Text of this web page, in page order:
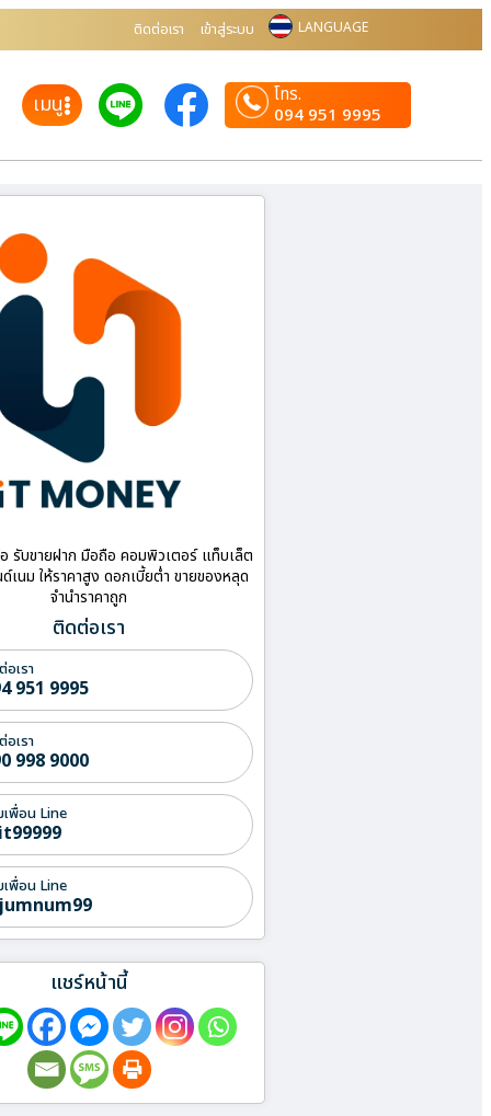
ติดต่อเรา เข้าสู่ระบบ LANGUAGE
เมนู
โทร.
094 951 9995
รับขายฝาก มือถือ คอมพิวเตอร์ แท็บเล็ต
เนม ให้ราคาสูง ดอกเบี้ยต่ำ ขายของหลุด
จำนำราคาถูก
ติดต่อเรา
อเรา
951 9995
อเรา
998 9000
เพื่อน Line
เพื่อน Line
แชร์หน้านี้